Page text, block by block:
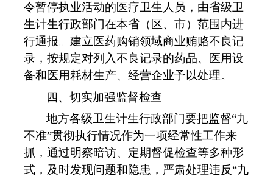
令暂停执业活动的医疗卫生人员，由省级卫
生计生行政部门在本省（区、市）范围内进
行通报。建立医药购销领域商业贿赂不良记
录，按规定对列入不良记录的药品、医用设
备和医用耗材生产、经营企业予以处理。
四、切实加强监督检查
地方各级卫生计生行政部门要把监督“九
不准”贯彻执行情况作为一项经常性工作来
抓，通过明察暗访、定期督促检查等多种形
式，及时发现问题和隐患，严肃处理违反“九